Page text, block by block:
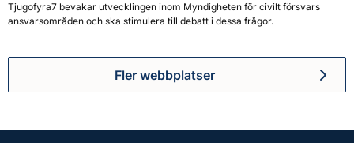
Tjugofyra7 bevakar utvecklingen inom Myndigheten för civilt försvars
ansvarsområden och ska stimulera till debatt i dessa frågor.
Fler webbplatser